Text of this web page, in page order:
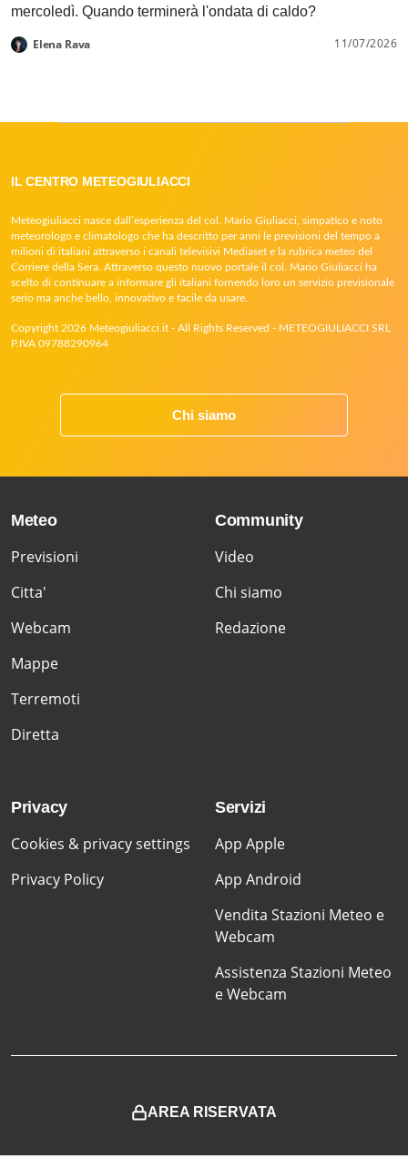
mercoledì. Quando terminerà l'ondata di caldo?
Elena Rava 11/07/2026
IL CENTRO METEOGIULIACCI
Meteogiuliacci nasce dall’esperienza del col. Mario Giuliacci, simpatico e noto
meteorologo e climatologo che ha descritto per anni le previsioni del tempo a
milioni di italiani attraverso i canali televisivi Mediaset e la rubrica meteo del
Corriere della Sera. Attraverso questo nuovo portale il col. Mario Giuliacci ha
scelto di continuare a informare gli italiani fornendo loro un servizio previsionale
serio ma anche bello, innovativo e facile da usare.
Copyright 2026 Meteogiuliacci.it - All Rights Reserved - METEOGIULIACCI SRL
P.IVA 09788290964
Chi siamo
Meteo
Previsioni
Citta'
Webcam
Mappe
Terremoti
Diretta
Community
Video
Chi siamo
Redazione
Privacy
Cookies & privacy settings
Privacy Policy
Servizi
App Apple
App Android
Vendita Stazioni Meteo e
Webcam
Assistenza Stazioni Meteo
e Webcam
AREA RISERVATA